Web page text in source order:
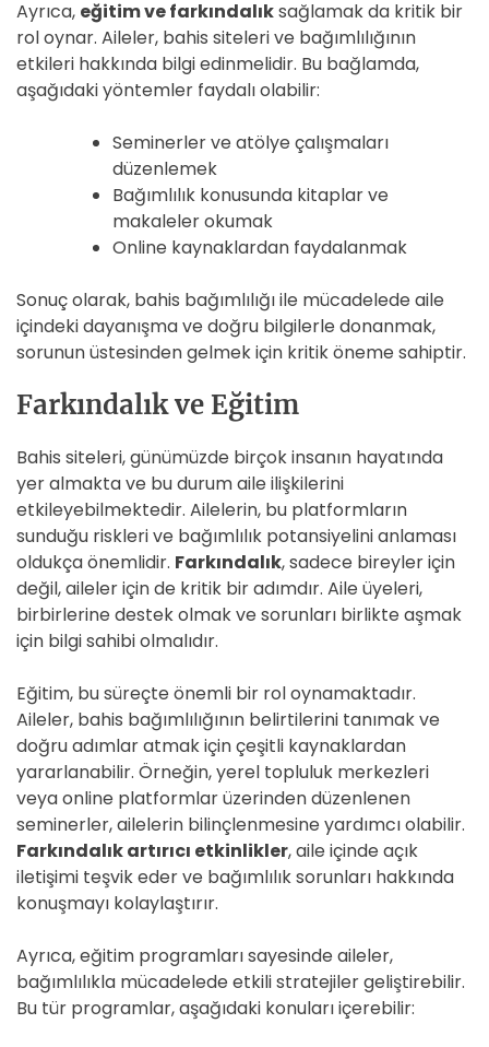
Ayrıca, eğitim ve farkındalıksağlamak da kritik bir
rol oynar. Aileler, bahis siteleri ve bağımlılığının
etkileri hakkında bilgi edinmelidir. Bu bağlamda,
aşağıdaki yöntemler faydalı olabilir:
Seminerler ve atölye çalışmaları
düzenlemek
Bağımlılık konusunda kitaplar ve
makaleler okumak
Online kaynaklardan faydalanmak
Sonuç olarak, bahis bağımlılığı ile mücadelede aile
içindeki dayanışma ve doğru bilgilerle donanmak,
sorunun üstesinden gelmek için kritik öneme sahiptir.
Farkındalık ve Eğitim
Bahis siteleri, günümüzde birçok insanın hayatında
yer almakta ve bu durum aile ilişkilerini
etkileyebilmektedir. Ailelerin, bu platformların
sunduğu riskleri ve bağımlılık potansiyelini anlaması
oldukça önemlidir. Farkındalık, sadece bireyler için
değil, aileler için de kritik bir adımdır. Aile üyeleri,
birbirlerine destek olmak ve sorunları birlikte aşmak
için bilgi sahibi olmalıdır.
Eğitim, bu süreçte önemli bir rol oynamaktadır.
Aileler, bahis bağımlılığının belirtilerini tanımak ve
doğru adımlar atmak için çeşitli kaynaklardan
yararlanabilir. Örneğin, yerel topluluk merkezleri
veya online platformlar üzerinden düzenlenen
seminerler, ailelerin bilinçlenmesine yardımcı olabilir.
Farkındalık artırıcı etkinlikler, aile içinde açık
iletişimi teşvik eder ve bağımlılık sorunları hakkında
konuşmayı kolaylaştırır.
Ayrıca, eğitim programları sayesinde aileler,
bağımlılıkla mücadelede etkili stratejiler geliştirebilir.
Bu tür programlar, aşağıdaki konuları içerebilir: